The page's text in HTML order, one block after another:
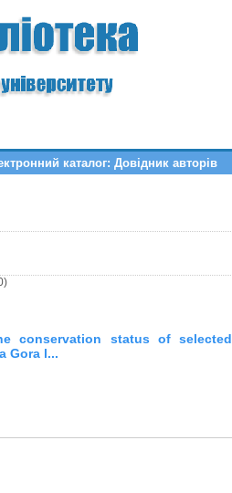
каталог: Довідник авторів
)
conservation status of selected
Gora l...